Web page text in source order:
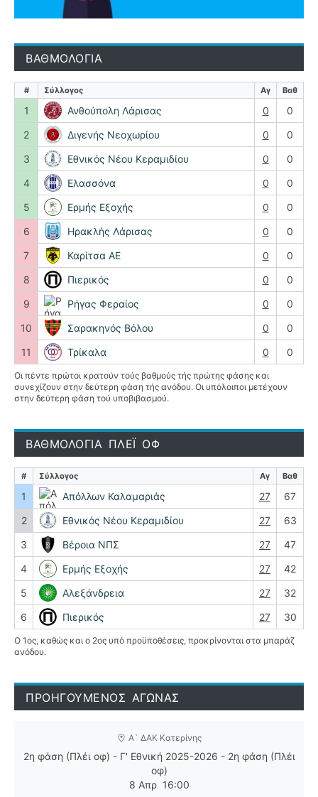
ΒΑΘΜΟΛΟΓΙΑ
# Σύλλογος Αγ Βαθ
1 Ανθούπολη Λάρισας 0
0
2
Διγενής Νεοχωρίου 0
0
3
Εθνικός Νέου Κεραμιδίου 0
0
4
Ελασσόνα 0
0
5
Ερμής Εξοχής 0
0
6
Ηρακλής Λάρισας 0
0
7
Καρίτσα ΑΕ 0
0
8
Πιερικός 0
0
9
Ρήγας Φεραίος 0
0
10
Σαρακηνός Βόλου 0
0
11
Τρίκαλα 0 0
Οι πέντε πρώτοι κρατούν τούς βαθμούς τής πρώτης φάσης και
συνεχίζουν στην δεύτερη φάση τής ανόδου. Οι υπόλοιποι μετέχουν
στην δεύτερη φάση τού υποβιβασμού.
ΒΑΘΜΟΛΟΓΙΑ ΠΛΕΪ ΟΦ
# Σύλλογος Αγ Βαθ
1 Απόλλων Καλαμαριάς 27
67
2
Εθνικός Νέου Κεραμιδίου 27
63
3
Βέροια ΝΠΣ 27
47
4
Ερμής Εξοχής 27
42
5
Αλεξάνδρεια 27
32
6
Πιερικός 27 30
Ο 1ος, καθώς και ο 2ος υπό προϋποθέσεις, προκρίνονται στα μπαράζ
ανόδου.
ΠΡΟΗΓΟΥΜΕΝΟΣ ΑΓΩΝΑΣ
Α` ΔΑΚ Κατερίνης
2η φάση (Πλέι οφ) - Γ' Εθνική 2025-2026 - 2η φάση (Πλέι
οφ)
8 Απρ 16:00